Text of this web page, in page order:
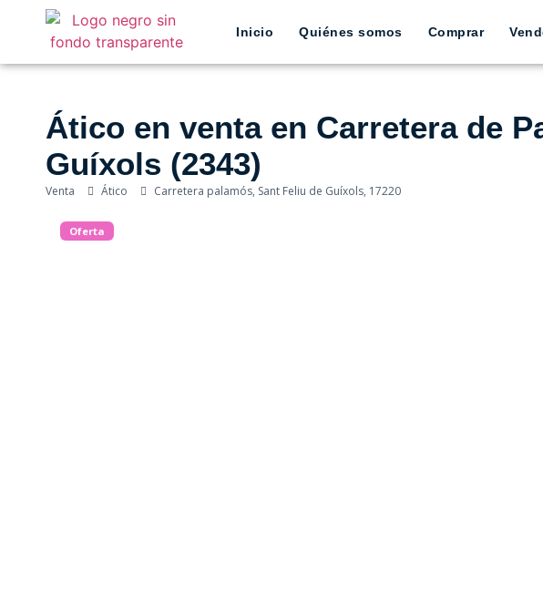
Inicio Quiénes somos Comprar
Ático en venta en Carretera de
Guíxols (2343)
Venta Ático Carretera palamós, Sant Feliu de Guíxols, 17220
Oferta